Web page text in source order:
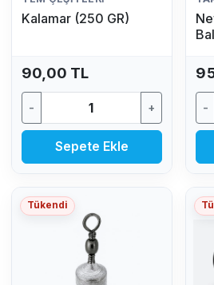
Kalamar (250 GR)
90,00 TL
- +
Sepete Ekle
-
Tükendi